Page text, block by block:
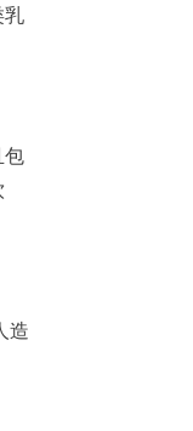
乳
包
造